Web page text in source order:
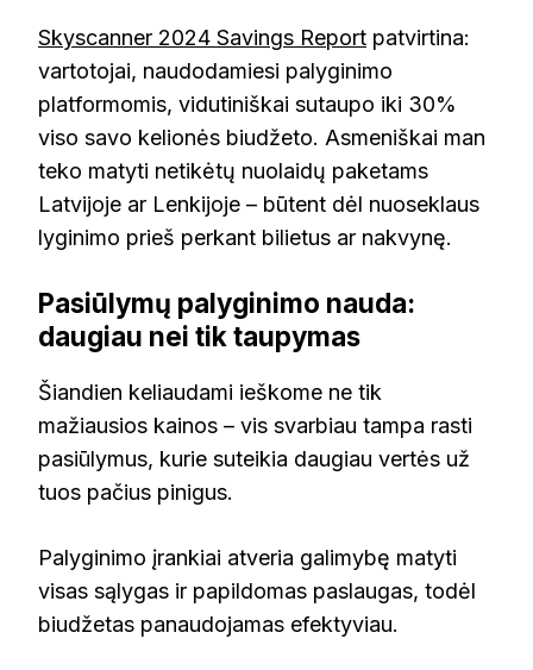
Skyscanner 2024 Savings Report patvirtina:
vartotojai, naudodamiesi palyginimo
platformomis, vidutiniškai sutaupo iki 30%
viso savo kelionės biudžeto. Asmeniškai man
teko matyti netikėtų nuolaidų paketams
Latvijoje ar Lenkijoje – būtent dėl nuoseklaus
lyginimo prieš perkant bilietus ar nakvynę.
Pasiūlymų palyginimo nauda:
daugiau nei tik taupymas
Šiandien keliaudami ieškome ne tik
mažiausios kainos – vis svarbiau tampa rasti
pasiūlymus, kurie suteikia daugiau vertės už
tuos pačius pinigus.
Palyginimo įrankiai atveria galimybę matyti
visas sąlygas ir papildomas paslaugas, todėl
biudžetas panaudojamas efektyviau.